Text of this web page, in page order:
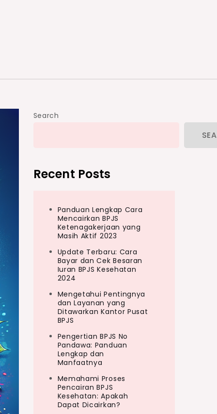
Search
Recent Posts
Panduan Lengkap Cara
Mencairkan BPJS
Ketenagakerjaan yang
Masih Aktif 2023
Update Terbaru: Cara
Bayar dan Cek Besaran
Iuran BPJS Kesehatan
2024
Mengetahui Pentingnya
dan Layanan yang
Ditawarkan Kantor Pusat
BPJS
Pengertian BPJS No
Pandawa: Panduan
Lengkap dan
Manfaatnya
Memahami Proses
Pencairan BPJS
Kesehatan: Apakah
Dapat Dicairkan?